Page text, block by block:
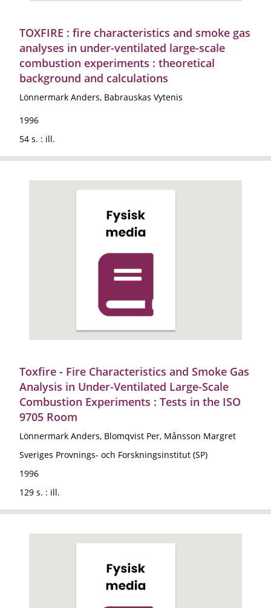
TOXFIRE : fire characteristics and smoke gas
analyses in under-ventilated large-scale
combustion experiments : theoretical
background and calculations
Lönnermark Anders, Babrauskas Vytenis
1996
54 s. : ill.
Toxfire - Fire Characteristics and Smoke Gas
Analysis in Under-Ventilated Large-Scale
Combustion Experiments : Tests in the ISO
9705 Room
Lönnermark Anders, Blomqvist Per, Månsson Margret
Sveriges Provnings- och Forskningsinstitut (SP)
1996
129 s. : ill.